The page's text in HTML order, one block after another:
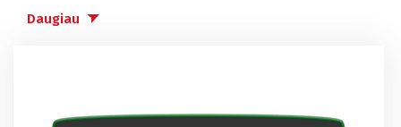
Daugiau